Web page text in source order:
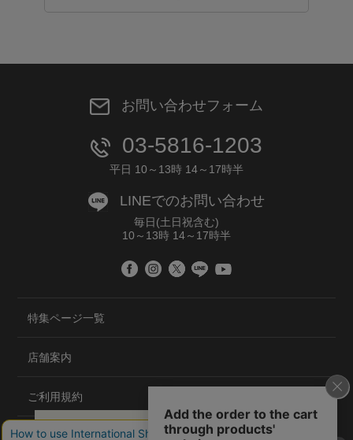
お問い合わせフォーム
03-5816-1203
平日 10～13時 14～17時半
LINEでのお問い合わせ
毎日(土日祝含む)
10～13時 14～17時半
特集ページ一覧
店舗案内
ご利用規約
プライバシーポリシー